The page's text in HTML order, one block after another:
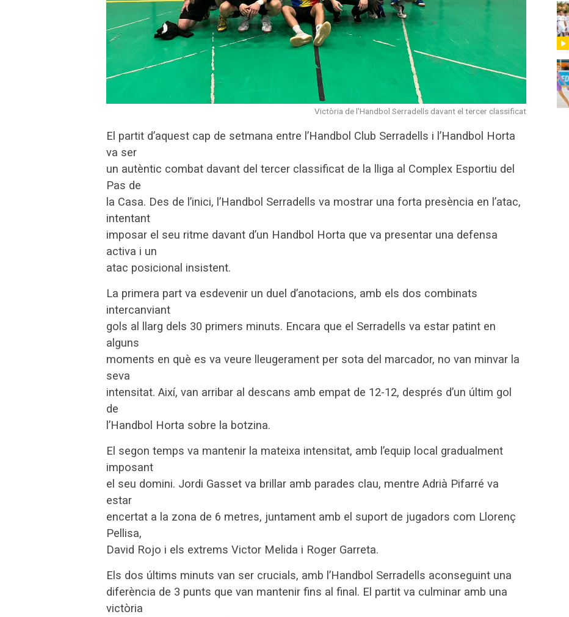
Victòria de l'Handbol Serradells davant el tercer classificat
El partit d’aquest cap de setmana entre l’Handbol Club Serradells i l’Handbol Horta
va ser
un autèntic combat davant del tercer classificat de la lliga al Complex Esportiu del
Pas de
la Casa. Des de l’inici, l’Handbol Serradells va mostrar una forta presència en l’atac,
intentant
imposar el seu ritme davant d’un Handbol Horta que va presentar una defensa
activa i un
atac posicional insistent.
La primera part va esdevenir un duel d’anotacions, amb els dos combinats
intercanviant
gols al llarg dels 30 primers minuts. Encara que el Serradells va estar patint en
alguns
moments en què es va veure lleugerament per sota del marcador, no van minvar la
seva
intensitat. Així, van arribar al descans amb empat de 12-12, després d’un últim gol
de
l’Handbol Horta sobre la botzina.
El segon temps va mantenir la mateixa intensitat, amb l’equip local gradualment
imposant
el seu domini. Jordi Gasset va brillar amb parades clau, mentre Adrià Pifarré va
estar
encertat a la zona de 6 metres, juntament amb el suport de jugadors com Llorenç
Pellisa,
David Rojo i els extrems Victor Melida i Roger Garreta.
Els dos últims minuts van ser crucials, amb l’Handbol Serradells aconseguint una
diferència de 3 punts que van mantenir fins al final. El partit va culminar amb una
victòria